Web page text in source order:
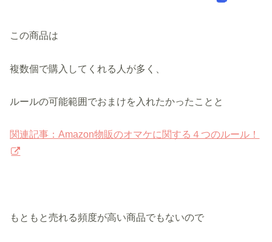
この商品は
複数個で購入してくれる人が多く、
ルールの可能範囲でおまけを入れたかったことと
関連記事：Amazon物販のオマケに関する４つのルール！
もともと売れる頻度が高い商品でもないので